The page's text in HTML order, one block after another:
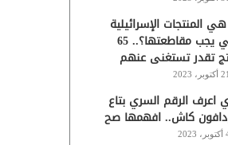
المنتجات الإسرائيلية
التي يجب مقاطعتها؟.. 65
تقدر تستغنى عنهم
21 أكتوبر، 2023
اعرف الرقم السري بتاع
كاش.. افهمها صح
2023